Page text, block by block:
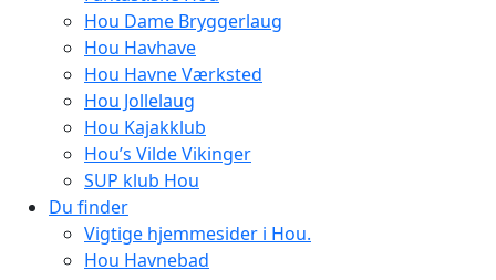
Hou Dame Bryggerlaug
Hou Havhave
Hou Havne Værksted
Hou Jollelaug
Hou Kajakklub
Hou’s Vilde Vikinger
SUP klub Hou
Du finder
Vigtige hjemmesider i Hou.
Hou Havnebad